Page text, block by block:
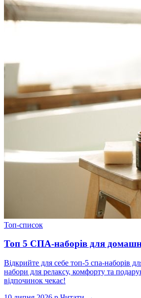
Топ-список
Топ 5 СПА-наборів для
Відкрийте для себе топ-5 спа-наборів
набори для релаксу, комфорту та
відпочинок чекає!